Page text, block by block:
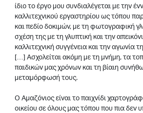
ίδιο το έργο μου συνδιαλέγεται με την
καλλιτεχνικού εργαστηρίου ως τόπου
και πεδίο δοκιμών, με τη φωτογραφική
σχέση της με τη γλυπτική και την
καλλιτεχνική συγγένεια και την αγωνία
[…] Ασχολείται ακόμη με τη μνήμη, τα
παιδικών μας χρόνων και τη βίαιη
μεταμόρφωσή τους.
Ο Αμαζόνιος είναι το παιχνίδι
οικείου σε όλους μας τόπου που πια δεν